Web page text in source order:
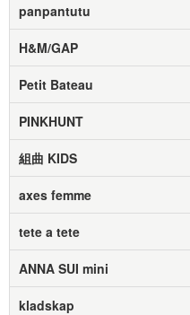
panpantutu
H&M/GAP
Petit Bateau
PINKHUNT
組曲 KIDS
axes femme
tete a tete
ANNA SUI mini
kladskap